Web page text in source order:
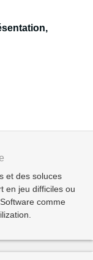
et des soluces
en jeu difficiles ou
comme